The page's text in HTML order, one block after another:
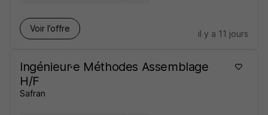
Voir l’offre
il y a 11 jours
Ingénieur·e Méthodes Assemblage
H/F
Safran